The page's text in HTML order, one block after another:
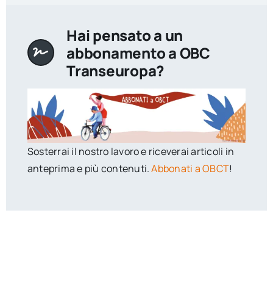
Hai pensato a un
abbonamento a OBC
Transeuropa?
Sosterrai il nostro lavoro e riceverai articoli in
anteprima e più contenuti.Abbonati a OBCT!